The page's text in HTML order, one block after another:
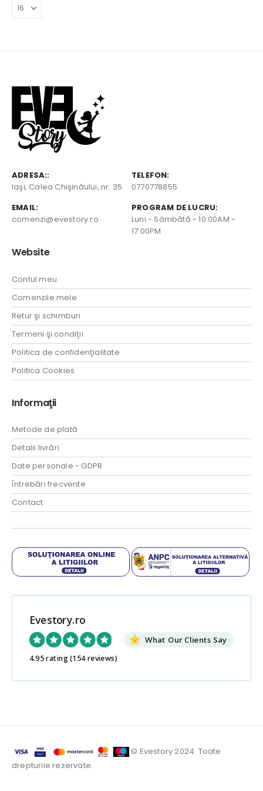
ADRESA::
Iaşi, Calea Chişinăului, nr. 35
TELEFON:
0770778855
EMAIL:
comenzi@evestory.ro
PROGRAM DE LUCRU:
Luni - Sâmbătă - 10:00AM -
17:00PM
Website
Contul meu
Comenzile mele
Retur şi schimburi
Termeni şi condiţii
Politica de confidenţialitate
Politica Cookies
Informaţii
Metode de plată
Detalii livrări
Date personale - GDPR
Întrebări frecvente
Contact
Evestory.ro
What Our Clients Say
4.95 rating(154 reviews)
© Evestory 2024. Toate
drepturile rezervate.